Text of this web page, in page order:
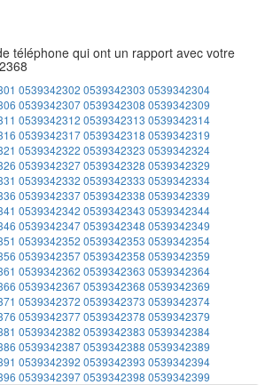
téléphone qui ont un rapport avec votre
0539342302 0539342303 0539342304
05393423070539342308 0539342309
0539342312 0539342313 0539342314
05393423170539342318 0539342319
0539342322 0539342323 0539342324
05393423270539342328 0539342329
0539342332 0539342333 0539342334
05393423370539342338 0539342339
0539342342 0539342343 0539342344
05393423470539342348 0539342349
0539342352 0539342353 0539342354
05393423570539342358 0539342359
0539342362 0539342363 0539342364
05393423670539342368 0539342369
0539342372 0539342373 0539342374
05393423770539342378 0539342379
0539342382 0539342383 0539342384
05393423870539342388 0539342389
0539342392 0539342393 0539342394
05393423970539342398 0539342399